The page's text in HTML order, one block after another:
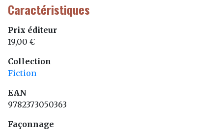
Caractéristiques
Prix éditeur
19,00 €
Collection
Fiction
EAN
9782373050363
Façonnage